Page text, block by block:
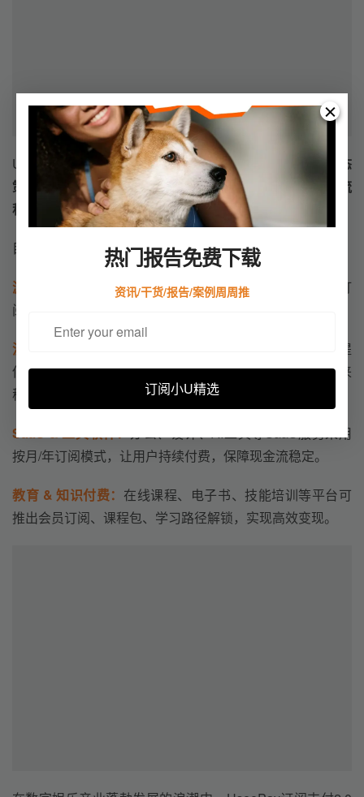
热门报告免费下载
资讯/干货/报告/案例周周推
订阅小U精选
UseePay自研的风控系统UseeShield2.0
通过多角度的动态
策略，
针对不同场景的业务需求，自定义配置风险决策流
程，
有效规避各类欺诈问题。
目前订阅付费功能广泛适用于以下数字娱乐出海行业：
游戏 & 应用：
手游、主机游戏、PC端游戏提供游戏会员订
阅、增值服务等，提高玩家黏性和收入。
流媒体 & 内容平台：
音乐、视频、播客、电子书等平台提
供VIP订阅、去广告、付费内容解锁，提升用户体验并带来
稳定收益。
SaaS & 工具软件：办公、设计、AI工具等SaaS服务采用
按月/年订阅模式，让用户持续付费，保障现金流稳定。
教育 & 知识付费： 在线课程、电子书、技能培训等平台可
推出会员订阅、课程包、学习路径解锁，实现高效变现。